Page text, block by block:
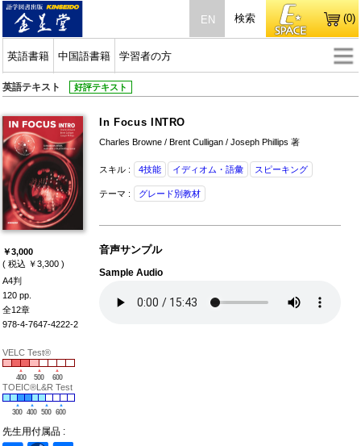
EN
英語書籍 中国語書籍 学習者の方
検索 (0)
英語テキスト 好評テキスト
￥3,000
( 税込 ￥3,300 )
A4判
120 pp.
全12章
978-4-7647-4222-2
VELC Test®
400 500 600
TOEIC®L&R Test
300 400 500 600
先生用付属品 :
In Focus INTRO
Charles Browne / Brent Culligan / Joseph Phillips 著
スキル : 4技能 イディオム・語彙 スピーキング
テーマ : グレード別教材
音声サンプル
Sample Audio